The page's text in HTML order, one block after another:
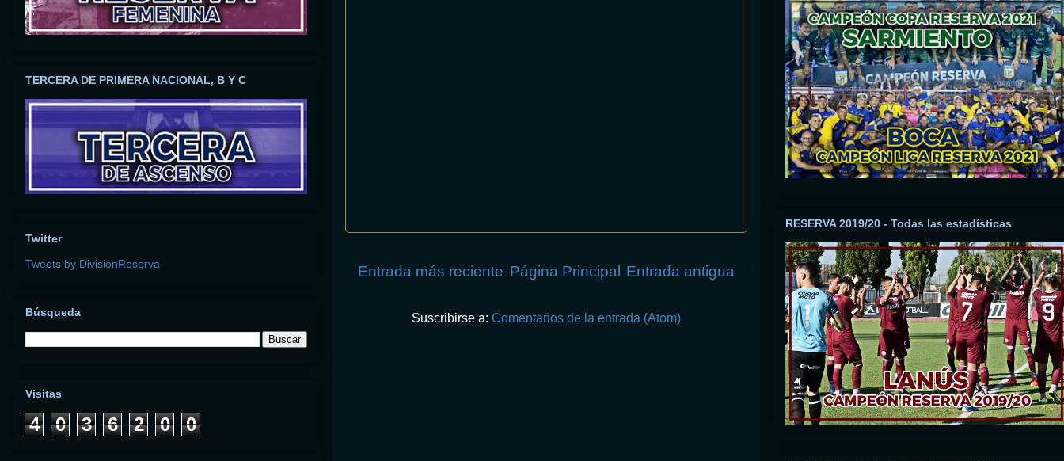
Entrada más reciente Entrada antigua
Página Principal
Suscribirse a: Comentarios de la entrada (Atom)
TERCERA DE PRIMERA NACIONAL, B Y C
Twitter
Tweets by DivisionReserva
Búsqueda
Visitas
4 0 3 6 2 0 0
RESERVA 2019/20 - Todas las estadísticas